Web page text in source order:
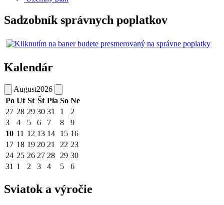
Sadzobník správnych poplatkov
Kalendár
August2026
Po Ut St Št Pia So Ne
27 28 29 30 31 1
2
3
4 5 6 7 8
9
10 11 12 13 14 15 16
17 18 19 20 21 22 23
24 25 26 27 28 29 30
31 1 2 3 4 5 6
Sviatok a výročie